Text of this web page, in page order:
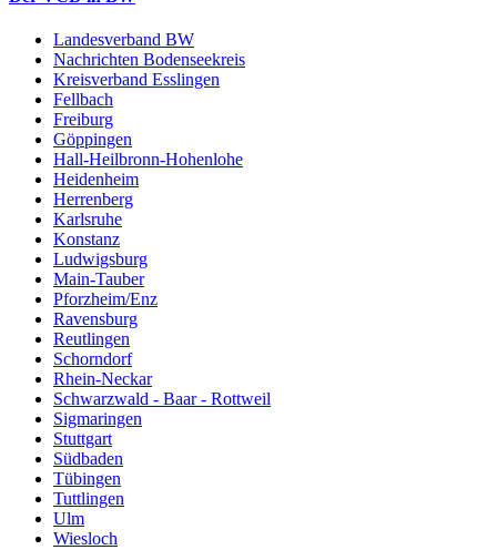
Landesverband BW
Nachrichten Bodenseekreis
Kreisverband Esslingen
Fellbach
Freiburg
Göppingen
Hall-Heilbronn-Hohenlohe
Heidenheim
Herrenberg
Karlsruhe
Konstanz
Ludwigsburg
Main-Tauber
Pforzheim/Enz
Ravensburg
Reutlingen
Schorndorf
Rhein-Neckar
Schwarzwald - Baar - Rottweil
Sigmaringen
Stuttgart
Südbaden
Tübingen
Tuttlingen
Ulm
Wiesloch